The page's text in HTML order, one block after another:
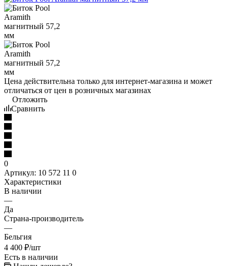
Цена действительна только для интернет-магазина и может
отличаться от цен в розничных магазинах
Отложить
Сравнить
0
Артикул: 10 572 11 0
Характеристики
В наличии
—
Да
Страна-производитель
—
Бельгия
4 400 ₽/шт
Есть в наличии